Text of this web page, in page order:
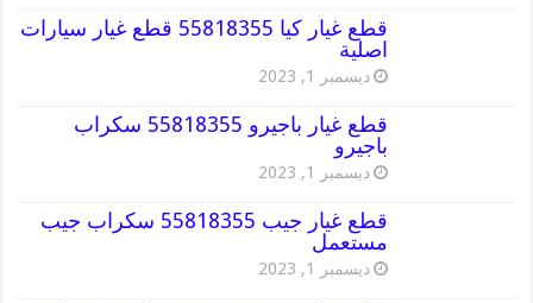
قطع غيار كيا 55818355 قطع غيار سيارات
اصلية
ديسمبر 1, 2023
قطع غيار باجيرو 55818355 سكراب
باجيرو
ديسمبر 1, 2023
قطع غيار جيب 55818355 سكراب جيب
مستعمل
ديسمبر 1, 2023